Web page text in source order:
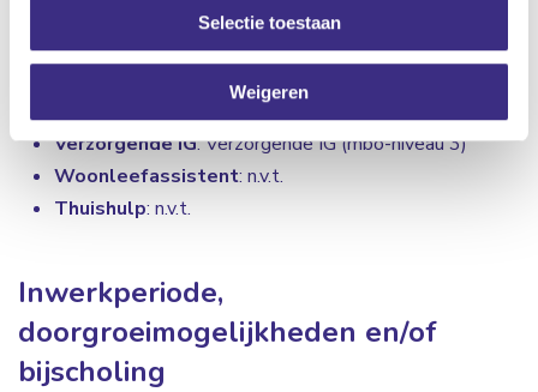
Selectie toestaan
Weigeren
Zorgcoördinator: hbo-v (hbo)
Wijkverpleegkundige : mbo-v/hbo-v (mbo 4/hbo)
: mbo-v/hbo-v (mbo-niveau 4/hbo)
Verzorgende IG: Verzorgende IG (mbo-niveau 3)
Woonleefassistent: n.v.t.
Thuishulp: n.v.t.
Inwerkperiode,
doorgroeimogelijkheden en/of
bijscholing